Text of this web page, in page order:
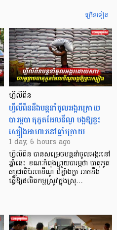
ច្រើនទៀត
ហ្វីលីពីន
ហ្វីលីពីននឹងបន្តនាំចូលអង្ករក្រោយ
បារម្ភបាតុភូតអែលនីណូ បង្កឱ្យខ្វះ
ស្បៀងអាហារនៅឆ្នាំក្រោយ
1 day, 6 hours ago
ហ្វីលីពីន បាន​សម្រេចបន្តនាំចូលអង្ករនៅ
ឆ្នាំនេះ ខណៈកំពុងព្រួយបារម្ភថា បាតុភូត
ធម្មជាតិអែលនីណូ ដ៏ខ្លាំងក្លា​ អាចនឹង
ធ្វើឱ្យផលិតកម្មស្រូវក្នុងស្រុ…